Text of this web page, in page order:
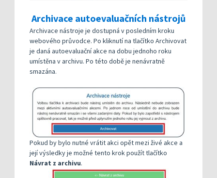
Archivace autoevaluačních nástrojů
Archivace nástroje je dostupná v posledním kroku
webového průvodce. Po kliknutí na tlačítko Archivovat
je daná autoevaluační akce na dobu jednoho roku
umístěna v archivu. Po této době je nenávratně
smazána.
Pokud by bylo nutné vrátit akci opět mezi živé akce a
její výsledky je možné tento krok použít tlačítko
Návrat z archivu.